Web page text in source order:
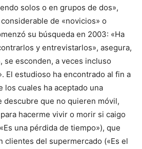
solos o en grupos de dos»,
de «novicios» o
su búsqueda en 2003: «Ha
y entrevistarlos», asegura,
se esconden, a veces incluso
El estudioso ha encontrado al fin a
los cuales ha aceptado una
descubre que no quieren móvil,
hacerme vivir o morir si caigo
una pérdida de tiempo»), que
clientes del supermercado («Es el